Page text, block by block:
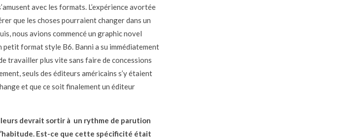
avec les formats. L’expérience avortée
que les choses pourraient changer dans un
nous avions commencé un graphic novel
petit format style B6. Banni a su immédiatement
travailler plus vite sans faire de concessions
seuls des éditeurs américains s’y étaient
et que ce soit finalement un éditeur
devrait sortir à un rythme de parution
Est-ce que cette spécificité était